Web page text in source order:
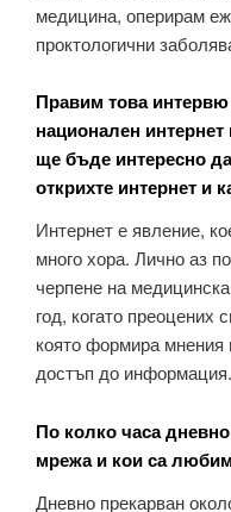
медицина, оперирам
проктологични
Правим това интервю
национален
ще бъде интересно
открихте интернет и
Интернет е явление,
много хора. Лично аз
черпене на
год, когато преоцених
която формира мнения
достъп до информация.
По колко часа
мрежа и кои са
Дневно прекарван